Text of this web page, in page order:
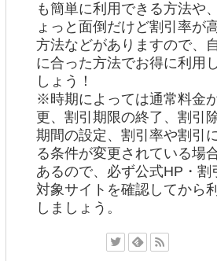
も簡単に利用できる方法や
ょっと面倒だけど割引率が
方法などがありますので、
に合った方法でお得に利用
しょう！
※時期によっては通常料金
更、割引期限の終了、割引
期間の設定、割引率や割引
る条件が変更されている場
あるので、必ず公式HP・割
対象サイトを確認してから
しましょう。